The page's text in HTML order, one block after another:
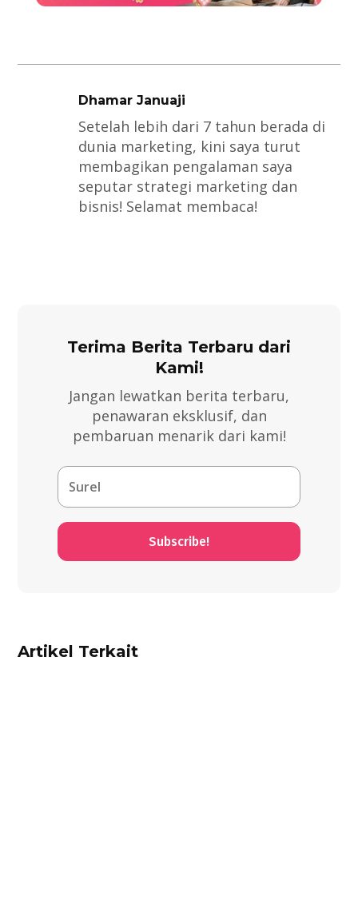
Dhamar Januaji
Setelah lebih dari 7 tahun berada di
dunia marketing, kini saya turut
membagikan pengalaman saya
seputar strategi marketing dan
bisnis! Selamat membaca!
Terima Berita Terbaru dari
Kami!
Jangan lewatkan berita terbaru,
penawaran eksklusif, dan
pembaruan menarik dari kami!
Subscribe!
Artikel Terkait